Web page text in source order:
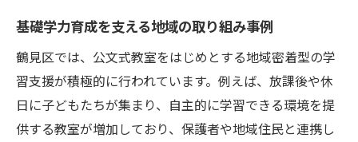
基礎学力育成を支える地域の取り組み事例
鶴見区では、公文式教室をはじめとする地域密着型の学
習支援が積極的に行われています。例えば、放課後や休
日に子どもたちが集まり、自主的に学習できる環境を提
供する教室が増加しており、保護者や地域住民と連携し